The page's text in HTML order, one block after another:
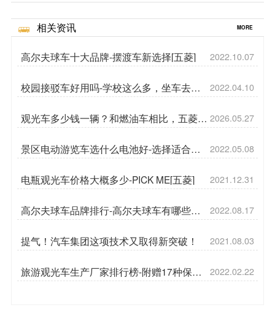
相关资讯 MORE
高尔夫球车十大品牌-摆渡车新选择[五菱] 2022.10.07
校园接驳车好用吗-学校这么多，坐车去看
看[五菱]
2022.04.10
观光车多少钱一辆？和燃油车相比，五菱
43800元观光车值不值得买？
2026.05.27
景区电动游览车选什么电池好-选择适合自
己的[五菱]
2022.05.08
电瓶观光车价格大概多少-PICK ME[五菱] 2021.12.31
高尔夫球车品牌排行-高尔夫球车有哪些优
势呢[五菱]
2022.08.17
提气！汽车集团这项技术又取得新突破！ 2021.08.03
旅游观光车生产厂家排行榜-附赠17种保养
方法[五菱]
2022.02.22